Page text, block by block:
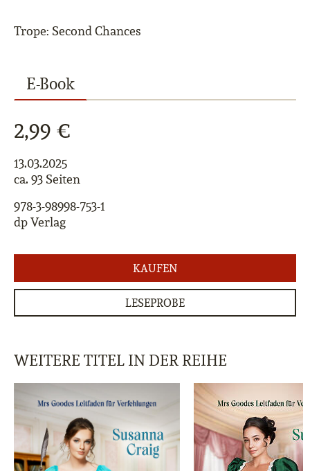
Trope: Second Chances
E-Book
2,99 €
13.03.2025
ca. 93 Seiten
978-3-98998-753-1
dp Verlag
KAUFEN
LESEPROBE
WEITERE TITEL IN DER REIHE